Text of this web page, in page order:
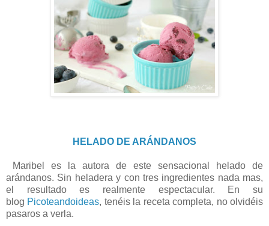
HELADO DE ARÁNDANOS
Maribel es la autora de este sensacional helado de
arándanos. Sin heladera y con tres ingredientes nada mas,
el resultado es realmente espectacular. En su
blog Picoteandoideas, tenéis la receta completa, no olvidéis
pasaros a verla.